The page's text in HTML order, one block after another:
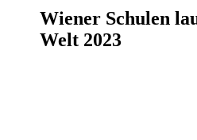
Wiener Schulen
Welt 2023